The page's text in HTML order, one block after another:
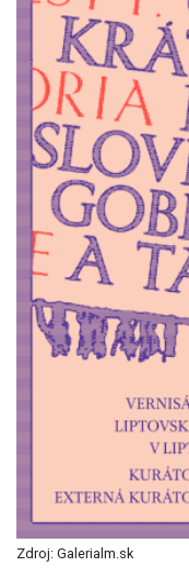
Zdroj: Galerialm.sk